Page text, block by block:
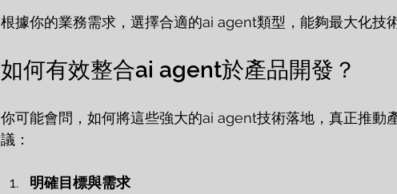
根據你的業務需求，選擇合適的ai agent類型，能夠最大化技術
如何有效整合ai agent於產品開發？
你可能會問，如何將這些強大的ai agent技術落地，真正推動
議：
明確目標與需求